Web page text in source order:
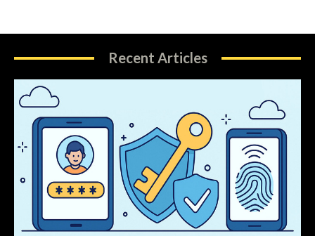
Recent Articles